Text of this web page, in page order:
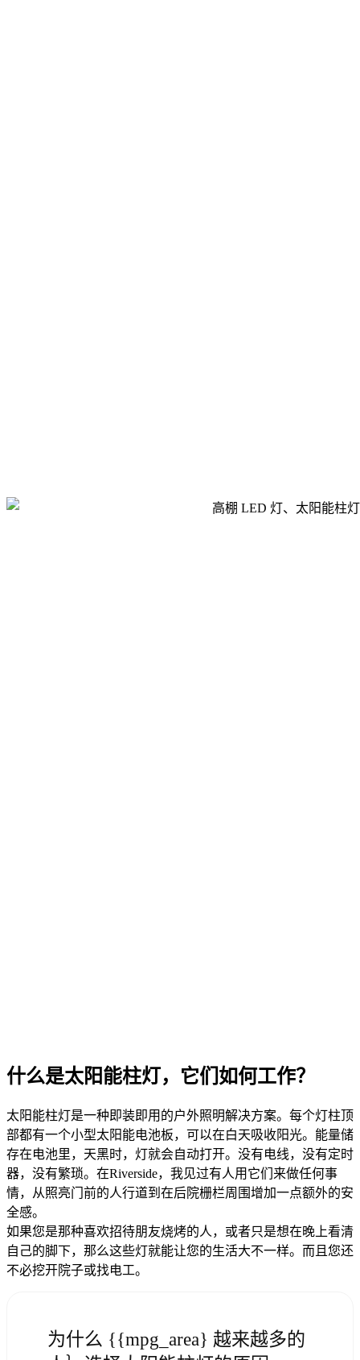
什么是太阳能柱灯，它们如何工作？
太阳能柱灯是一种即装即用的户外照明解决方案。每个灯柱顶
部都有一个小型太阳能电池板，可以在白天吸收阳光。能量储
存在电池里，天黑时，灯就会自动打开。没有电线，没有定时
器，没有繁琐。在Riverside，我见过有人用它们来做任何事
情，从照亮门前的人行道到在后院栅栏周围增加一点额外的安
全感。
如果您是那种喜欢招待朋友烧烤的人，或者只是想在晚上看清
自己的脚下，那么这些灯就能让您的生活大不一样。而且您还
不必挖开院子或找电工。
为什么 {{mpg_area} 越来越多的